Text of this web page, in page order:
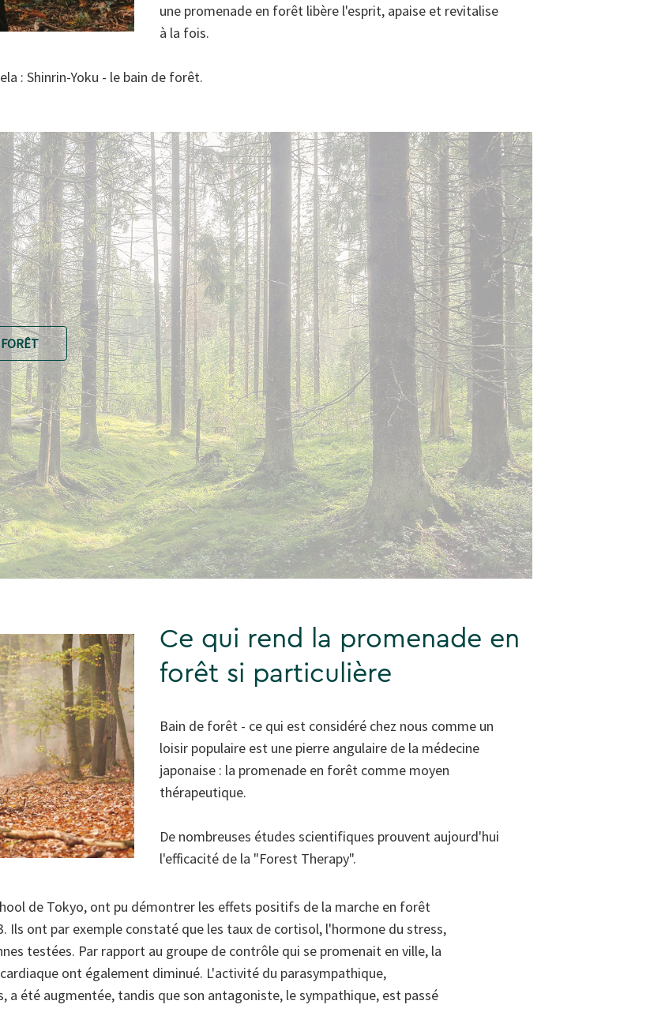
une promenade en forêt libère l'esprit, apaise et revitalise
à la fois.
: Shinrin-Yoku - le bain de forêt.
Ce qui rend la promenade en
forêt si particulière
Bain de forêt - ce qui est considéré chez nous comme un
loisir populaire est une pierre angulaire de la médecine
japonaise : la promenade en forêt comme moyen
thérapeutique.
De nombreuses études scientifiques prouvent aujourd'hui
l'efficacité de la "Forest Therapy".
de Tokyo, ont pu démontrer les effets positifs de la marche en forêt
Ils ont par exemple constaté que les taux de cortisol, l'hormone du stress,
testées. Par rapport au groupe de contrôle qui se promenait en ville, la
ont également diminué. L'activité du parasympathique,
a été augmentée, tandis que son antagoniste, le sympathique, est passé